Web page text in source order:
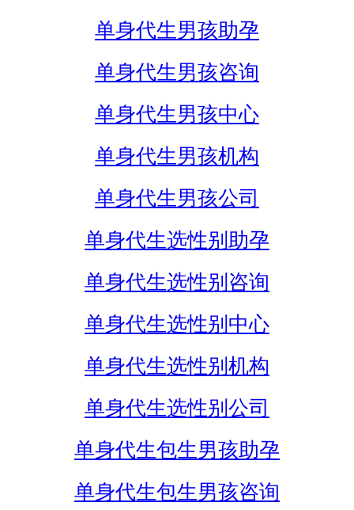
单身代生男孩助孕
单身代生男孩咨询
单身代生男孩中心
单身代生男孩机构
单身代生男孩公司
单身代生选性别助孕
单身代生选性别咨询
单身代生选性别中心
单身代生选性别机构
单身代生选性别公司
单身代生包生男孩助孕
单身代生包生男孩咨询